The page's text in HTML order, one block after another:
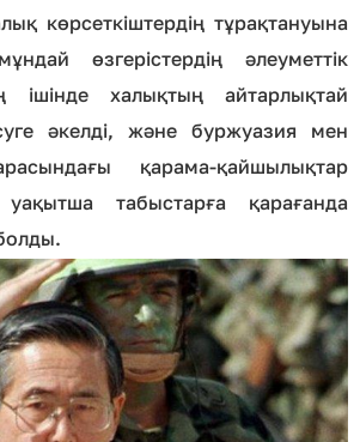
көрсеткіштердің тұрақтануына
өзгерістердің әлеуметтік
ішінде халықтың айтарлықтай
әкелді, және буржуазия мен
қарама-қайшылықтар
табыстарға қарағанда